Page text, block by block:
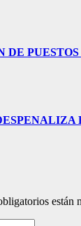
DE
están